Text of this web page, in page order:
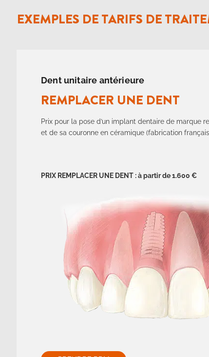
EXEMPLES DE TARIFS DE
Dent unitaire antérieure
REMPLACER UNE DENT
Prix pour la pose d’un implant dentaire de marque
et de sa couronne en céramique (fabrication
PRIX REMPLACER UNE DENT : à partir de 1.600 €